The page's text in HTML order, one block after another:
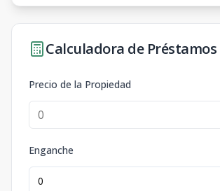
Calculadora de Préstamos
Precio de la Propiedad
Enganche